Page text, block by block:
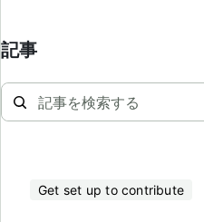
記事
Get set up to contribute